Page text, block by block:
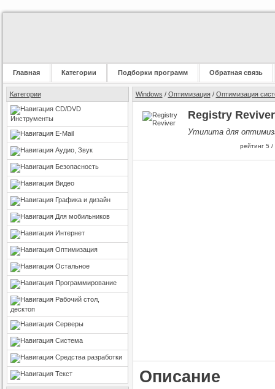
Главная Категории Подборки программ Обратная связь
Категории
CD/DVD
Инструменты
E-Mail
Аудио, Звук
Безопасность
Видео
Графика и дизайн
Для мобильников
Интернет
Оптимизация
Остальное
Программирование
Рабочий стол,
десктоп
Серверы
Система
Средства разработки
Текст
Windows / Оптимизация/ Оптимизация
Registry
Утилита для
рейтинг 5 /
Описание